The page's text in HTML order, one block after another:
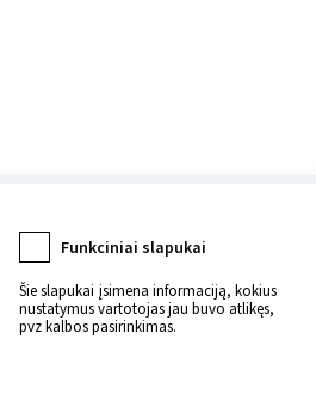
Funkciniai slapukai
Šie slapukai įsimena informaciją, kokius
nustatymus vartotojas jau buvo atlikęs,
pvz kalbos pasirinkimas.